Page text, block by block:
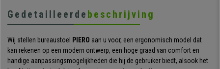
Gedetailleerde beschrijving
Wij stellen bureaustoel PIERO aan u voor, een ergonomisch model dat
kan rekenen op een modern ontwerp, een hoge graad van comfort en
handige aanpassingsmogelijkheden die hij de gebruiker biedt, alsook het